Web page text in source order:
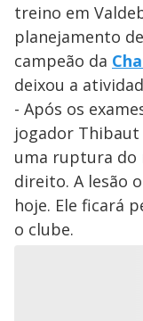
treino em
planejamento
campeão da
deixou a
- Após os
jogador
uma ruptura do
direito. A lesão
hoje. Ele ficará
o clube.